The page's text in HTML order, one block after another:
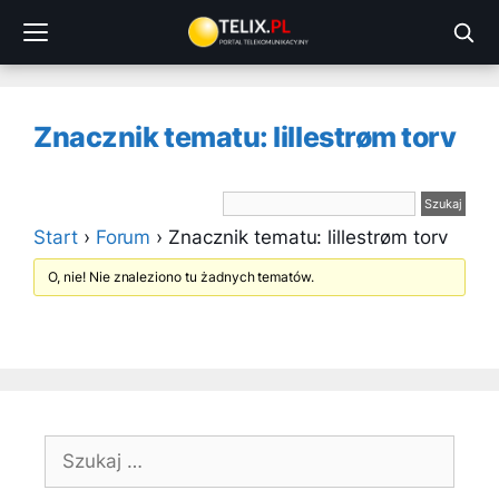
treści
Znacznik tematu: lillestrøm torv
Start › Forum › Znacznik tematu: lillestrøm torv
O, nie! Nie znaleziono tu żadnych tematów.
Szukaj: